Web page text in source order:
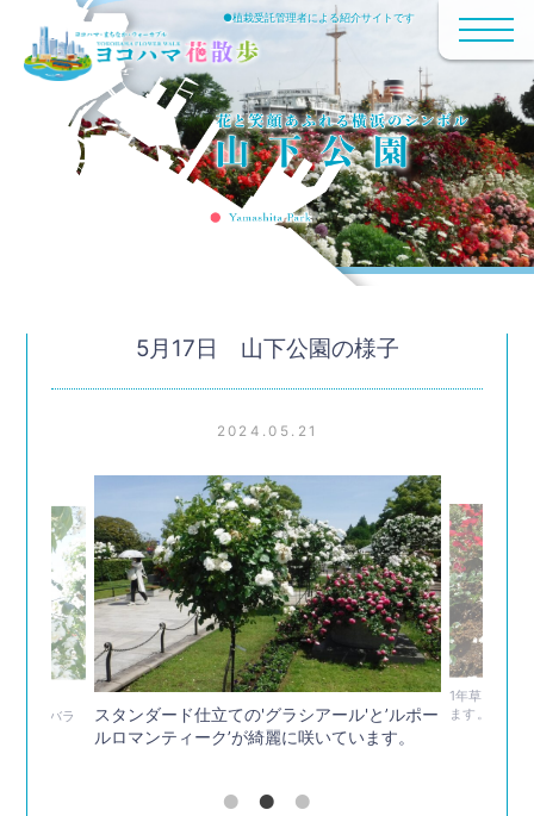
●植栽受託管理者による紹介サイトです
5月17日 山下公園の様子
2024.05.21
いて、バラ
スタンダード仕立ての'グラシアール'と’ルポー
ルロマンティーク’が綺麗に咲いています。
1年草も暑さ
ます。